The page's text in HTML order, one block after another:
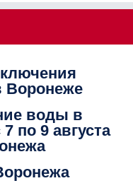
Воронеже
воды в
по 9 августа